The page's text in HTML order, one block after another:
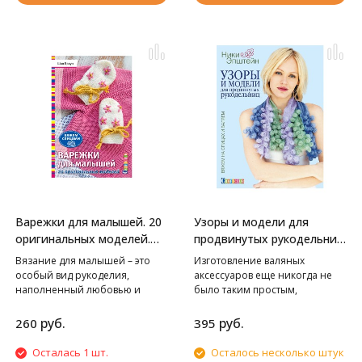
японскими мастерами!
приключением для
схемами. Остается только
выбрать!
Варежки для малышей. 20
оригинальных моделей.
Вяжем спицами
Вязание для малышей – это
особый вид рукоделия,
наполненный любовью и
этой книге мы собрали для вас
самые милые и удобные
детские варежки, связанные
260 руб.
Осталась 1 шт.
Узоры и модели для
продвинутых рукодельниц.
Вяжем на спицах и валяем
Изготовление валяных
аксессуаров еще никогда не
было таким простым,
Автор этой книги,
непревзойденная Ники
Эпштейн, предлагает
395 руб.
Осталось несколько штук